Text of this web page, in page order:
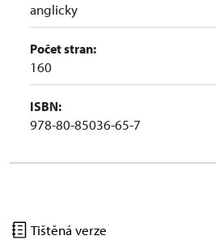
anglicky
Počet stran:
160
ISBN:
978-80-85036-65-7
Tištěná verze